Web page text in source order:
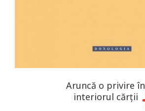
Aruncă o privire în
interiorul cărții